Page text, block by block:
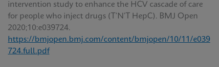
intervention study to enhance the HCV cascade of care
for people who inject drugs (T’N’T HepC). BMJ Open
2020;10:e039724.
https://bmjopen.bmj.com/content/bmjopen/10/11/e039
724.full.pdf